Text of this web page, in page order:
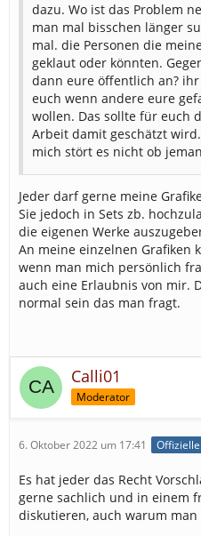
dazu. Wo ist das Problem
man mal bisschen länger
mal. die Personen die
geklaut oder könnten.
dann eure öffentlich an?
euch wenn andere eure
wollen. Das sollte für euch
Arbeit damit geschätzt
mich stört es nicht ob
Jeder darf gerne meine
Sie jedoch in Sets zb.
die eigenen Werke
An meine einzelnen Grafiken
wenn man mich persönlich
auch eine Erlaubnis von mir.
normal sein das man fragt.
Calli01
Moderator
6. Oktober 2022 um 17:41
Es hat jeder das Recht
gerne sachlich und in einem
diskutieren, auch warum man